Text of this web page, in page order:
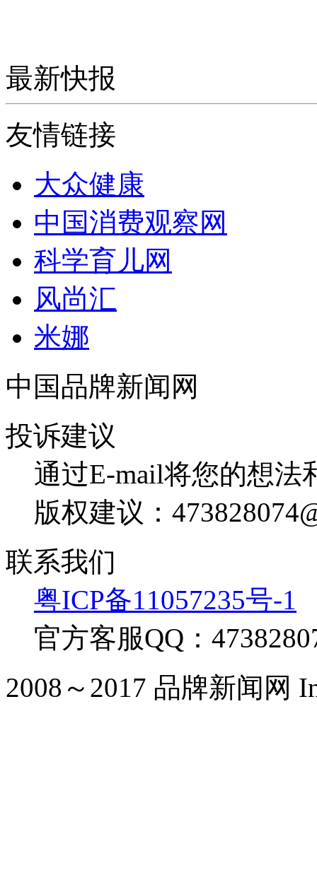
最新快报
友情链接
大众健康
中国消费观察网
科学育儿网
风尚汇
米娜
中国品牌新闻网
投诉建议
通过E-mail将您的想法
版权建议：
联系我们
粤ICP备11057235号-1
官方客服QQ：
2008～2017 品牌新闻网